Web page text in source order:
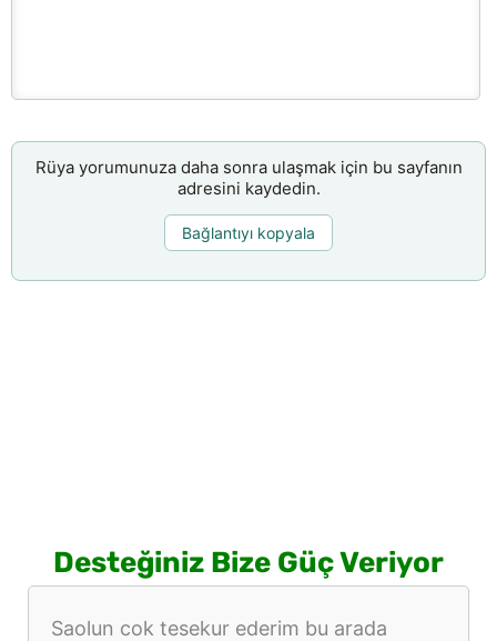
Rüya yorumunuza daha sonra ulaşmak için bu sayfanın
adresini kaydedin.
Bağlantıyı kopyala
Desteğiniz Bize Güç Veriyor
Saolun cok tesekur ederim bu arada